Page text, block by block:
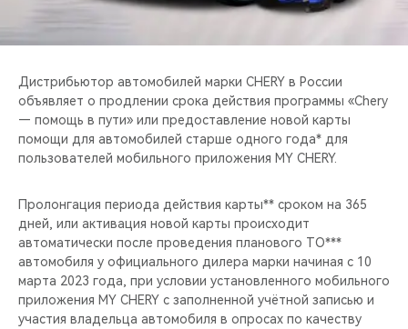
CHERY И СПОРТ
НАШИ МЕРОПРИЯТИЯ
ВИДЕООБЗОРЫ
Дистрибьютор автомобилей марки CHERY в России
объявляет о продлении срока действия программы «Chery
— помощь в пути» или предоставление новой карты
помощи для автомобилей старше одного года* для
пользователей мобильного приложения MY CHERY.
Пролонгация периода действия карты** сроком на 365
дней, или активация новой карты происходит
автоматически после проведения планового ТО***
автомобиля у официального дилера марки начиная с 10
марта 2023 года, при условии установленного мобильного
приложения MY CHERY c заполненной учётной записью и
участия владельца автомобиля в опросах по качеству